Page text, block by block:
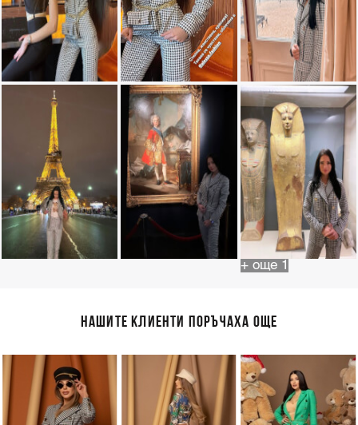
+ още 1
НАШИТЕ КЛИЕНТИ ПОРЪЧАХА ОЩЕ